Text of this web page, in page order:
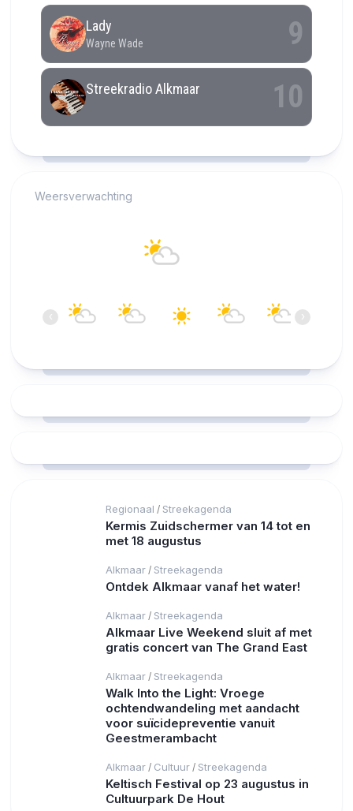
Weersverwachting
‹ ›
Regionaal / Streekagenda
Kermis Zuidschermer van 14 tot en
met 18 augustus
Alkmaar / Streekagenda
Ontdek Alkmaar vanaf het water!
Alkmaar / Streekagenda
Alkmaar Live Weekend sluit af met
gratis concert van The Grand East
Alkmaar / Streekagenda
Walk Into the Light: Vroege
ochtendwandeling met aandacht
voor suïcidepreventie vanuit
Geestmerambacht
Alkmaar / Cultuur / Streekagenda
Keltisch Festival op 23 augustus in
Cultuurpark De Hout